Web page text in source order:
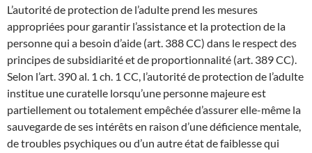
L’autorité de protection de l’adulte prend les mesures
appropriées pour garantir l’assistance et la protection de la
personne qui a besoin d’aide (art. 388 CC) dans le respect des
principes de subsidiarité et de proportionnalité (art. 389 CC).
Selon l’art. 390 al. 1 ch. 1 CC, l’autorité de protection de l’adulte
institue une curatelle lorsqu’une personne majeure est
partiellement ou totalement empêchée d’assurer elle-même la
sauvegarde de ses intérêts en raison d’une déficience mentale,
de troubles psychiques ou d’un autre état de faiblesse qui